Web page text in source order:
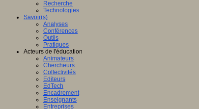
Recherche
Technologies
Savoir(s)
Analyses
Conférences
Outils
Pratiques
Acteurs de l'éducation
Animateurs
Chercheurs
Collectivités
Editeurs
EdTech
Encadrement
Enseignants
Entreprises